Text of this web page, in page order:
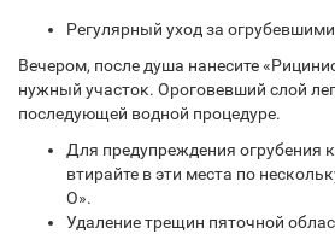
Регулярный уход за
Вечером, после душа нанесите
нужный участок. Ороговевший слой
последующей водной процедуре.
Для предупреждения огрубения
втирайте в эти места по
О».
Удаление трещин пяточной